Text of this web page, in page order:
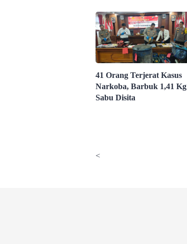
41 Orang Terjerat Kasus
Narkoba, Barbuk 1,41 Kg
Sabu Disita
<